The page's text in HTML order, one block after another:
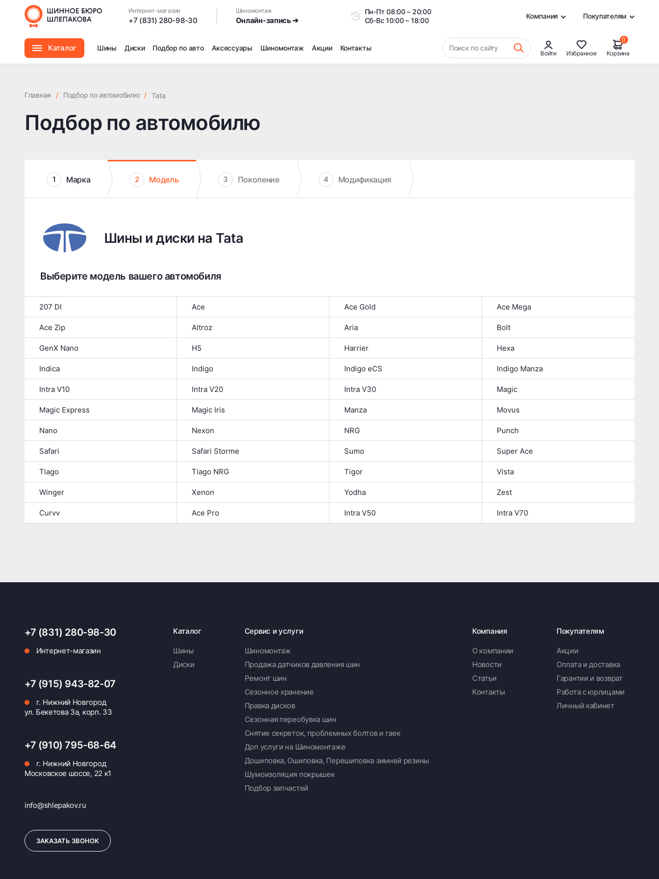
Интернет-магазин
+7 (831) 280-98-30
Шиномонтаж
Онлайн-запись ➔
Пн-Пт08:00 – 20:00
Сб-Вс10:00 – 18:00
Компания Покупателям
Каталог
Автомасла
Шины Диски Подбор по авто Аксессуары Шиномонтаж
Сезонное хранение
Правка дисков
Доп услуги на Шиномонтаже
Дошиповка, Ошиповка, Перешиповка зимней резины
Шумоизоляция покрышек
Акции Контакты Поиск по сайту
Войти Избранное
0
Корзина
Главная / Подбор по автомобилю / Tata
Подбор по автомобилю
1 Марка 2 Модель 3 Поколение 4 Модификация
Шины и диски на Tata
Выберите модель вашего автомобиля
207 DI Ace Ace Gold Ace Mega
Ace Zip Altroz Aria Bolt
GenX Nano H5 Harrier Hexa
Indica Indigo Indigo eCS Indigo Manza
Intra V10 Intra V20 Intra V30 Magic
Magic Express Magic Iris Manza Movus
Nano Nexon NRG Punch
Safari Safari Storme Sumo Super Ace
Tiago Tiago NRG Tigor Vista
Winger Xenon Yodha Zest
Curvv Ace Pro Intra V50 Intra V70
+7 (831) 280-98-30
Интернет-магазин
+7 (915) 943-82-07
г. Нижний Новгород
ул. Бекетова 3а, корп. 33
+7 (910) 795-68-64
г. Нижний Новгород
Московское шоссе, 22 к1
info@shlepakov.ru
ЗАКАЗАТЬ ЗВОНОК
Каталог
Шины
Диски
Сервис и услуги
Шиномонтаж
Продажа датчиков давления шин
Ремонт шин
Сезонное хранение
Правка дисков
Сезонная переобувка шин
Снятие секреток, проблемных болтов и гаек
Доп услуги на Шиномонтаже
Дошиповка, Ошиповка, Перешиповка зимней резины
Шумоизоляция покрышек
Подбор запчастей
Компания
О компании
Новости
Статьи
Контакты
Покупателям
Акции
Оплата и доставка
Гарантии и возврат
Работа с юрлицами
Личный кабинет